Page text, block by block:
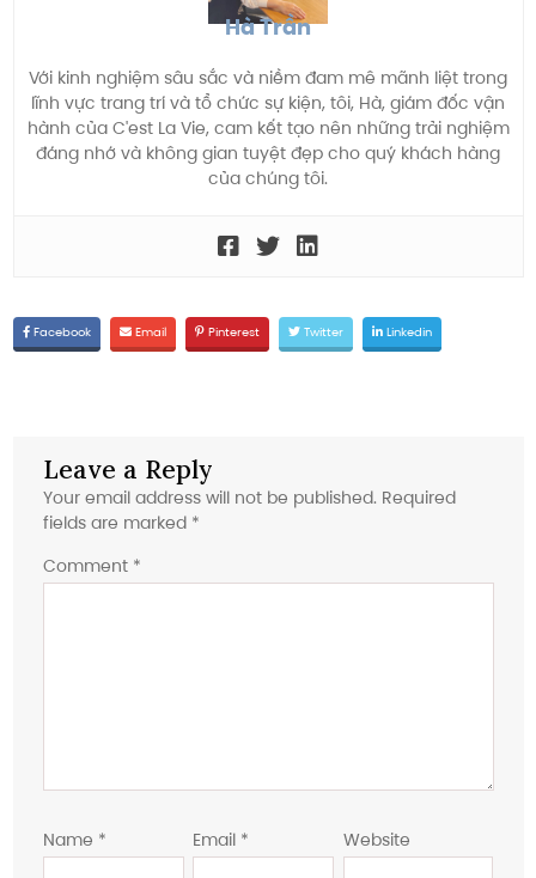
Hà Trần
Với kinh nghiệm sâu sắc và niềm đam mê mãnh liệt trong
lĩnh vực trang trí và tổ chức sự kiện, tôi, Hà, giám đốc vận
hành của C'est La Vie, cam kết tạo nên những trải nghiệm
đáng nhớ và không gian tuyệt đẹp cho quý khách hàng
của chúng tôi.
Facebook Email Pinterest Twitter Linkedin
Leave a Reply
Your email address will not be published. Required
fields are marked *
Comment *
Name * Email * Website